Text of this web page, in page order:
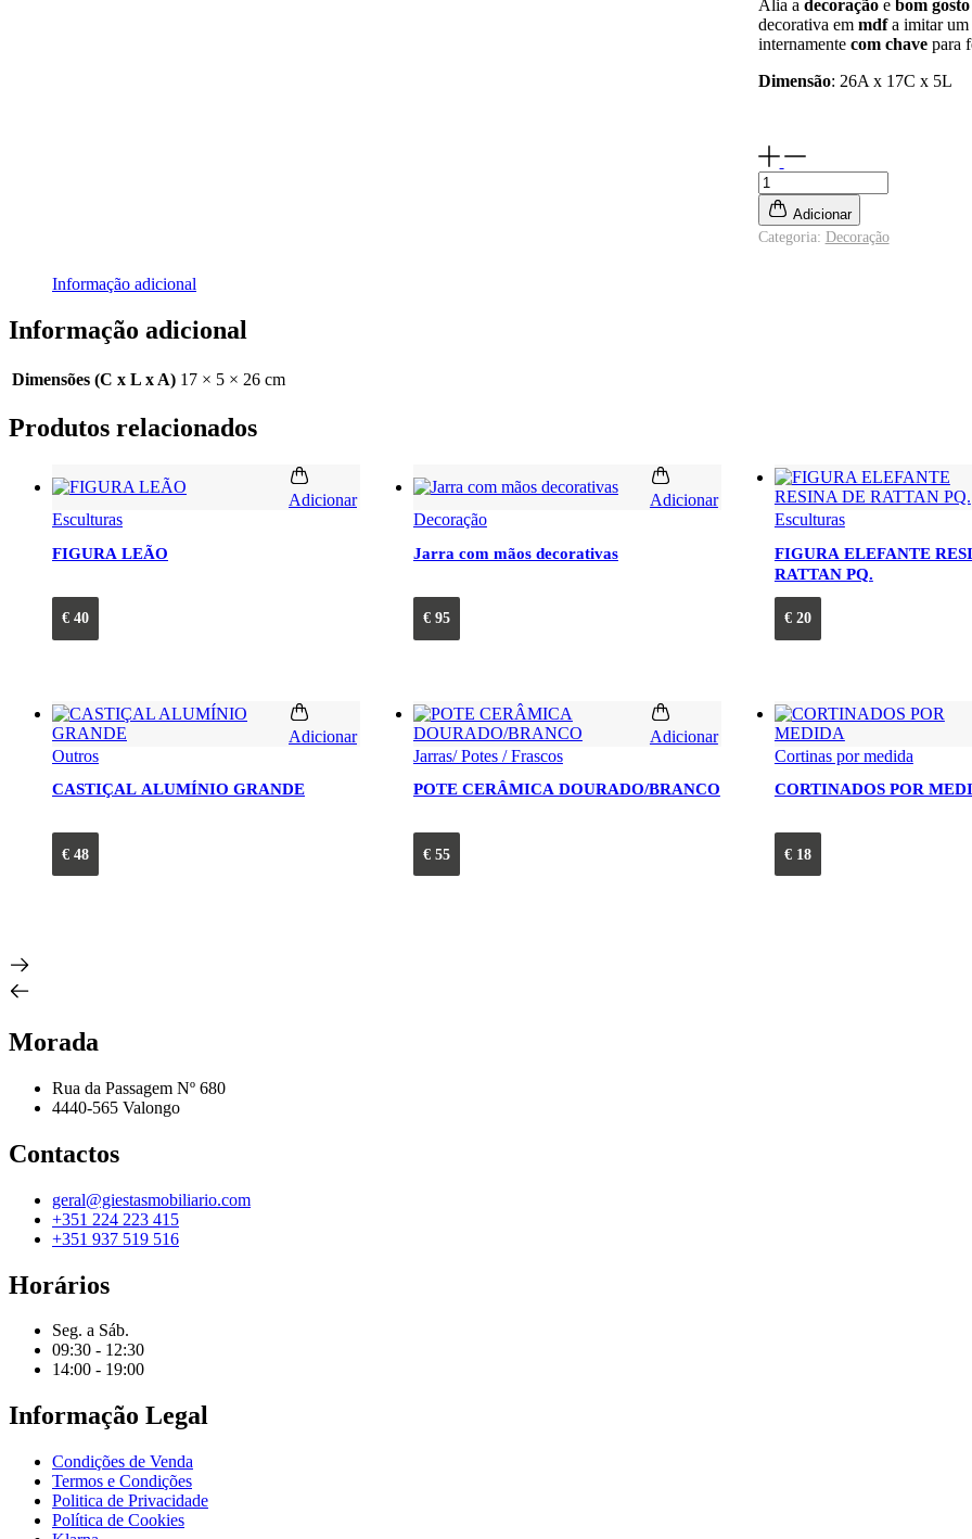
Alia a decoraçãoe bom gosto
decorativa em mdfa imitar um
internamente com chavepara
Dimensão: 26A x 17C x 5L
Caixa
decorativa
com
caixa
Adicionar
Categoria: Decoração
Informação adicional
Informação adicional
Dimensões (C x L x A) 17 × 5 × 26 cm
Produtos relacionados
Adicionar
Esculturas
FIGURA LEÃO
€ 40
Adicionar
Decoração
Jarra com mãos decorativas
€95
Esculturas
FIGURA ELEFANTE
RATTAN PQ.
€20
Adicionar
Outros
CASTIÇAL ALUMÍNIO GRANDE
€ 48
Adicionar
Jarras/ Potes / Frascos
POTE CERÂMICA DOURADO/BRANCO
€55
Cortinas por medida
CORTINADOS POR
€18
Morada
Rua da Passagem Nº 680
4440-565 Valongo
Contactos
geral@giestasmobiliario.com
+351 224 223 415
+351 937 519 516
Horários
Seg. a Sáb.
09:30 - 12:30
14:00 - 19:00
Informação Legal
Condições de Venda
Termos e Condições
Politica de Privacidade
Política de Cookies